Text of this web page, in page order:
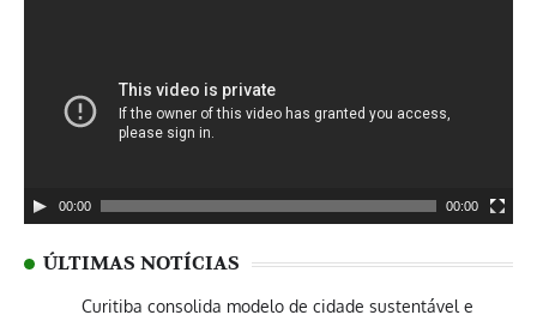
00:00 00:00
ÚLTIMAS NOTÍCIAS
Curitiba consolida modelo de cidade sustentável e